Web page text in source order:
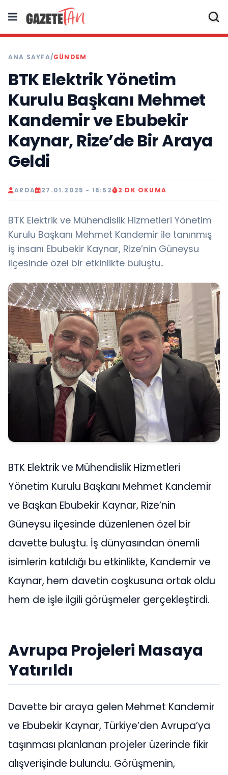
ANA SAYFA/GÜNDEM
BTK Elektrik Yönetim
Kurulu Başkanı Mehmet
Kandemir ve Ebubekir
Kaynar, Rize’de Bir Araya
Geldi
ARDA 27.01.2025 - 16:52 2 DK OKUMA
BTK Elektrik ve Mühendislik Hizmetleri Yönetim
Kurulu Başkanı Mehmet Kandemir ile tanınmış
iş insanı Ebubekir Kaynar, Rize’nin Güneysu
ilçesinde özel bir etkinlikte buluştu..
BTK Elektrik ve Mühendislik Hizmetleri
Yönetim Kurulu Başkanı Mehmet Kandemir
ve Başkan Ebubekir Kaynar, Rize’nin
Güneysu ilçesinde düzenlenen özel bir
davette buluştu. İş dünyasından önemli
isimlerin katıldığı bu etkinlikte, Kandemir ve
Kaynar, hem davetin coşkusuna ortak oldu
hem de işle ilgili görüşmeler gerçekleştirdi.
Avrupa Projeleri Masaya
Yatırıldı
Davette bir araya gelen Mehmet Kandemir
ve Ebubekir Kaynar, Türkiye’den Avrupa’ya
taşınması planlanan projeler üzerinde fikir
alışverişinde bulundu. Görüşmenin,